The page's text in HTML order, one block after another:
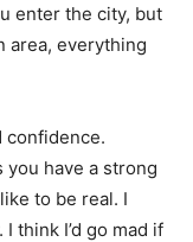
enter the city, but
area, everything
confidence.
you have a strong
to be real. I
think I’d go mad if